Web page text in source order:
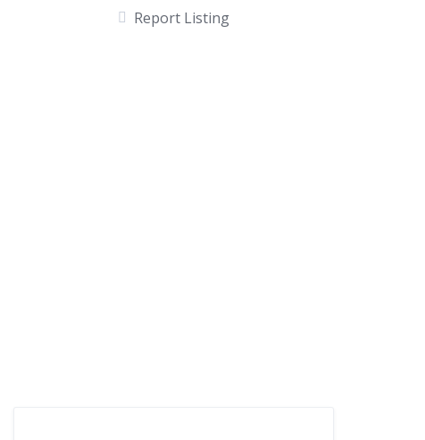
Report Listing